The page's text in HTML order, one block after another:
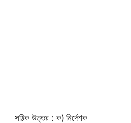
সঠিক উত্তর : ক) নির্দেশক